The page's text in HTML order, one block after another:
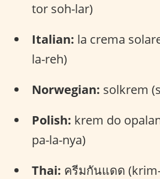
tor soh-lar)
Italian: la crema
la-reh)
Norwegian: solkrem
Polish: krem do
pa-la-nya)
Thai: ครีมกันแดด